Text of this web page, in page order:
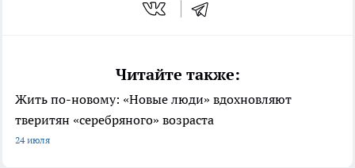
Читайте также:
Жить по-новому: «Новые люди» вдохновляют
тверитян «серебряного» возраста
24 июля